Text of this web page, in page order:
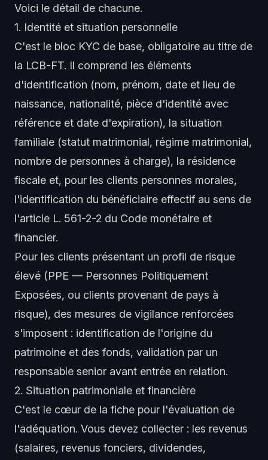
Voici le détail de chacune.
1. Identité et situation personnelle
C'est le bloc KYC de base, obligatoire au titre de
la LCB-FT. Il comprend les éléments
d'identification (nom, prénom, date et lieu de
naissance, nationalité, pièce d'identité avec
référence et date d'expiration), la situation
familiale (statut matrimonial, régime matrimonial,
nombre de personnes à charge), la résidence
fiscale et, pour les clients personnes morales,
l'identification du bénéficiaire effectif au sens de
l'article L. 561-2-2 du Code monétaire et
financier.
Pour les clients présentant un profil de risque
élevé (PPE — Personnes Politiquement
Exposées, ou clients provenant de pays à
risque), des mesures de vigilance renforcées
s'imposent : identification de l'origine du
patrimoine et des fonds, validation par un
responsable senior avant entrée en relation.
2. Situation patrimoniale et financière
C'est le cœur de la fiche pour l'évaluation de
l'adéquation. Vous devez collecter : les revenus
(salaires, revenus fonciers, dividendes,